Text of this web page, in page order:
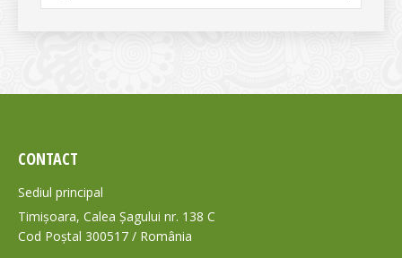
CONTACT
Sediul principal
Timișoara, Calea Șagului nr. 138 C
Cod Poștal 300517 / România